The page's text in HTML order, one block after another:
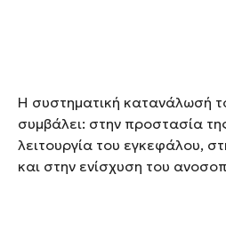
Η συστηματική κατανάλωσή
συμβάλει: στην προστασία
λειτουργία του εγκεφάλου,
και στην ενίσχυση του